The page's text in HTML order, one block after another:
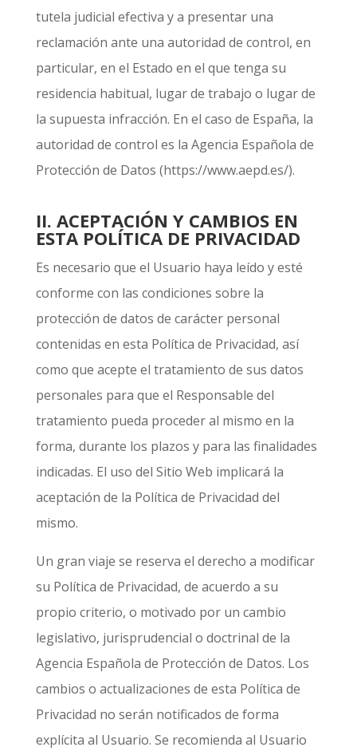
tutela judicial efectiva y a presentar una
reclamación ante una autoridad de control, en
particular, en el Estado en el que tenga su
residencia habitual, lugar de trabajo o lugar de
la supuesta infracción. En el caso de España, la
autoridad de control es la Agencia Española de
Protección de Datos (https://www.aepd.es/).
II. ACEPTACIÓN Y CAMBIOS EN
ESTA POLÍTICA DE PRIVACIDAD
Es necesario que el Usuario haya leído y esté
conforme con las condiciones sobre la
protección de datos de carácter personal
contenidas en esta Política de Privacidad, así
como que acepte el tratamiento de sus datos
personales para que el Responsable del
tratamiento pueda proceder al mismo en la
forma, durante los plazos y para las finalidades
indicadas. El uso del Sitio Web implicará la
aceptación de la Política de Privacidad del
mismo.
Un gran viaje se reserva el derecho a modificar
su Política de Privacidad, de acuerdo a su
propio criterio, o motivado por un cambio
legislativo, jurisprudencial o doctrinal de la
Agencia Española de Protección de Datos. Los
cambios o actualizaciones de esta Política de
Privacidad no serán notificados de forma
explícita al Usuario. Se recomienda al Usuario